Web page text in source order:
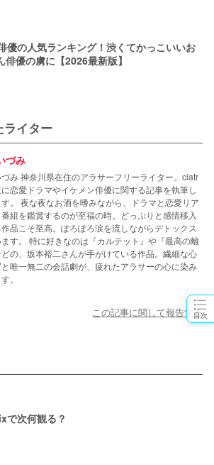
目次
優の人気ランキング！渋くてかっこいいお
俳優の虜に【2026最新版】
ライター
づみ
み 神奈川県在住のアラサーフリーライター。ciatr
恋愛ドラマやイケメン俳優に関する記事を執筆し
。 夜な夜なお酒を嗜みながら、ドラマと恋愛リア
番組を鑑賞するのが至福の時。どっぷりと感情移入
品こそ至高。ぽろぽろ涙を流しながらデトックス
ます。 特に好きなのは『カルテット』や『最高の離
の、坂本裕二さんが手がけている作品。繊細な心
唯一無二の会話劇が、疲れたアラサーの心に染み
。
この記事に関して報告する
で次何観る？